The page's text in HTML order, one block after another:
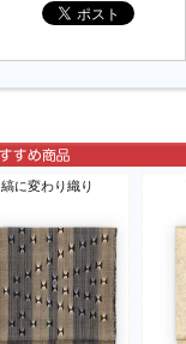
縞に変わり織り